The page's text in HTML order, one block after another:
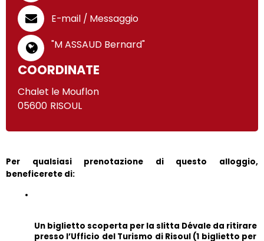
E-mail / Messaggio
"M ASSAUD Bernard"
COORDINATE
Chalet le Mouflon
05600 RISOUL
Per qualsiasi prenotazione di questo alloggio,
beneficerete di:
Un biglietto scoperta per la slitta Dévale da ritirare
presso l’Ufficio del Turismo di Risoul (1 biglietto per